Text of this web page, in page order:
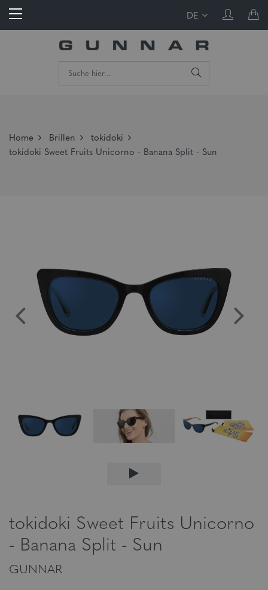
DE
Home Brillen
tokidoki
tokidoki Sweet Fruits Unicorno - Banana Split - Sun
tokidoki Sweet Fruits Unicorno
- Banana Split - Sun
GUNNAR